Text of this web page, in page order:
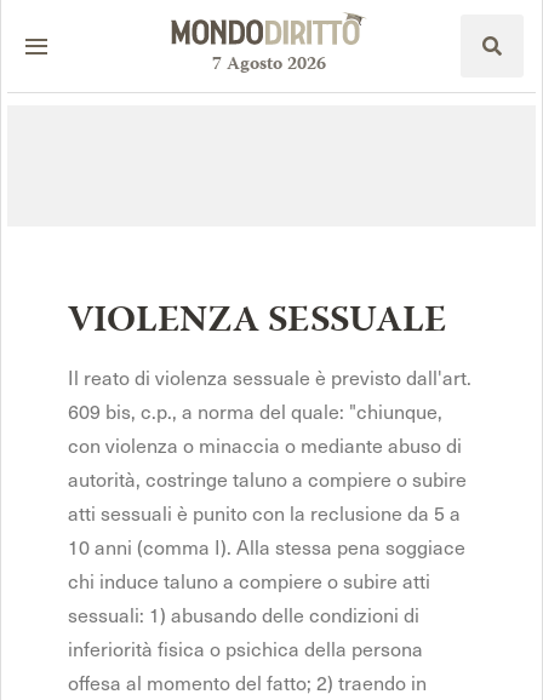
7Agosto2026
VIOLENZA SESSUALE
Il reato di violenza sessuale è previsto dall'art.
609 bis, c.p., a norma del quale: "chiunque,
con violenza o minaccia o mediante abuso di
autorità, costringe taluno a compiere o subire
atti sessuali è punito con la reclusione da 5 a
10 anni (comma I). Alla stessa pena soggiace
chi induce taluno a compiere o subire atti
sessuali: 1) abusando delle condizioni di
inferiorità fisica o psichica della persona
offesa al momento del fatto; 2) traendo in